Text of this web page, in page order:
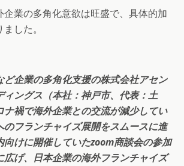
企業の多角化意欲は旺盛で、具体的加
した。
ど企業の多角化支援の株式会社アセン
ィングス（本社：神戸市、代表：土
禍で海外企業との交流が減少してい
のフランチャイズ展開をスムースに進
向けに開催していたzoom商談会の参加
広げ、日本企業の海外フランチャイズ